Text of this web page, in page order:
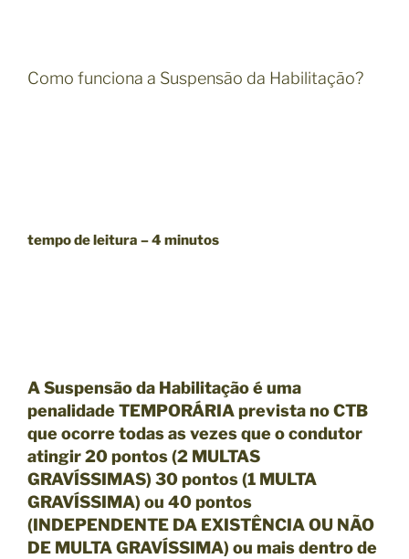
Como funciona a Suspensão da Habilitação?
tempo de leitura – 4 minutos
A Suspensão da Habilitação é uma
penalidade TEMPORÁRIA prevista no CTB
que ocorre todas as vezes que o condutor
atingir 20 pontos (2 MULTAS
GRAVÍSSIMAS) 30 pontos (1 MULTA
GRAVÍSSIMA) ou 40 pontos
(INDEPENDENTE DA EXISTÊNCIA OU NÃO
DE MULTA GRAVÍSSIMA) ou mais dentro de